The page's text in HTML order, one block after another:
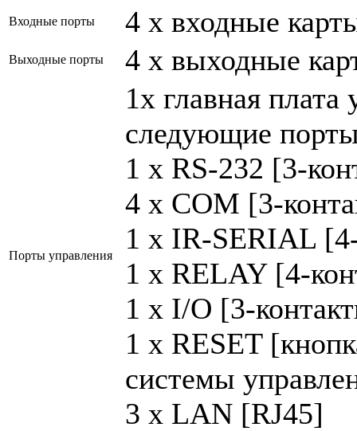
Входные порты 4 x входные
Выходные порты 4 x выходные
Порты управления
1x главная
следующие
1 x RS-232 [3-
4 x COM [3-
1 x IR-SERIAL
1 x RELAY [4-
1 x I/O [3-
1 x RESET
системы
3 x LAN [RJ45]